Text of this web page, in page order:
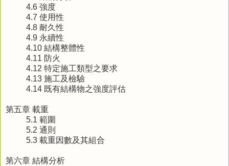
4.6 強度
4.7 使用性
4.8 耐久性
4.9 永續性
4.10 結構整體性
4.11 防火
4.12 特定施工類型之要求
4.13 施工及檢驗
4.14 既有結構物之強度評估
第五章 載重
5.1 範圍
5.2 通則
5.3 載重因數及其組合
第六章 結構分析